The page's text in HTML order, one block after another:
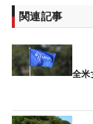
トータル2オーバ
ル（約5248万円
がトップ10に入
を稼ぎ出した。
8875ドル（約
関連記事
全